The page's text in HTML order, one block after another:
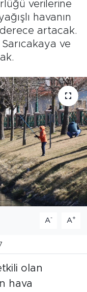
verilerine
havanın
derece artacak.
ve
A- A+
olan
hava